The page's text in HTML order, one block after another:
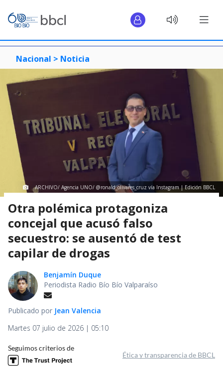
Nacional > Noticia
ARCHIVO/ Agencia UNO/ @ronald_olivares_cruz vía Instagram | Edición BBCL
Otra polémica protagoniza
concejal que acusó falso
secuestro: se ausentó de test
capilar de drogas
Benjamín Duque
Periodista Radio Bío Bío Valparaíso
Publicado por Jean Valencia
Martes 07 julio de 2026 | 05:10
Seguimos criterios de
Ética y transparencia de BBCL